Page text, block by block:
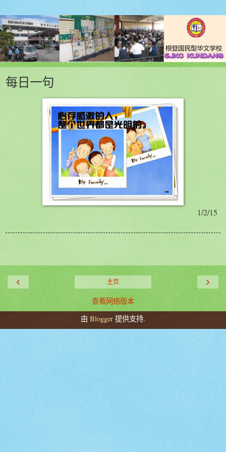
每日一句
1/2/15
‹ ›
主页
查看网络版本
由 Blogger 提供支持.